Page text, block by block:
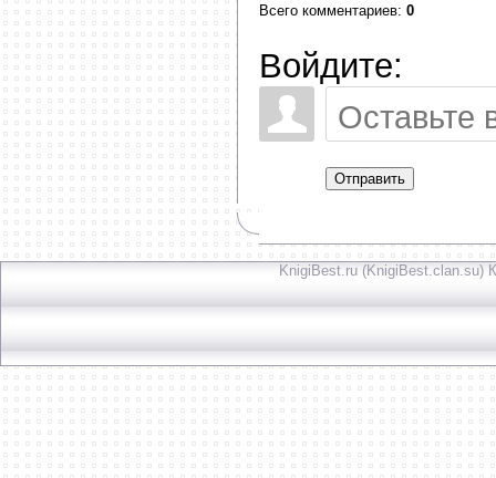
Всего комментариев: 0
Войдите:
Отправить
KnigiBest.ru (KnigiBest.clan.su)